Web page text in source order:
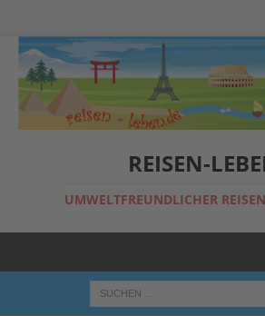
REISEN-
UMWELTFREUNDLICHER